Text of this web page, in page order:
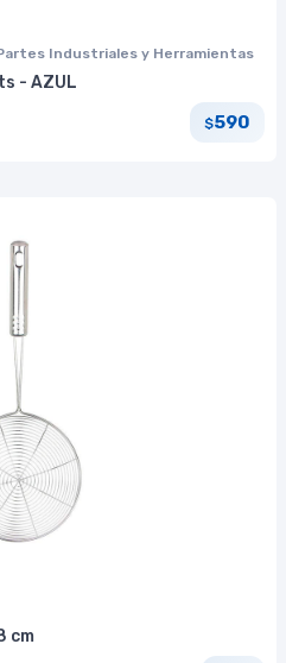
Industriales y Herramientas
- AZUL
$590
cm